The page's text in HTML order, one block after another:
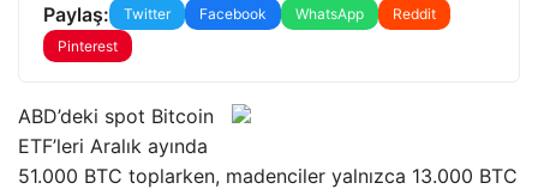
Paylaş: Twitter Facebook WhatsApp
Reddit
Pinterest
ABD’deki spot Bitcoin
ETF’leri Aralık ayında
51.000 BTC toplarken, madenciler yalnızca 13.000 BTC